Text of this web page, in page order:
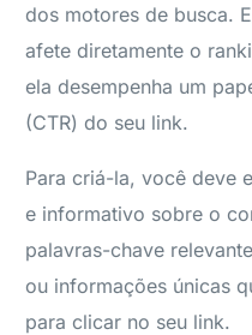
dos motores de busca.
afete diretamente o
ela desempenha um
(CTR) do seu link.
Para criá-la, você deve
e informativo sobre o
palavras-chave
ou informações únicas
para clicar no seu link.